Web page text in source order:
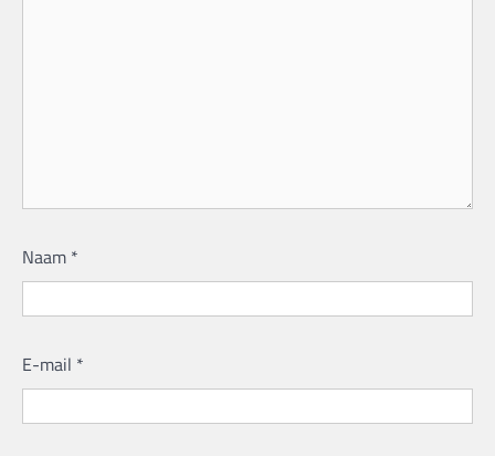
Naam *
E-mail *